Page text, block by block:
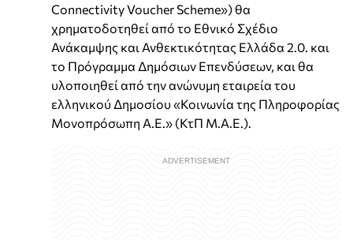
Connectivity Voucher Scheme») θα
χρηματοδοτηθεί από το Εθνικό Σχέδιο
Ανάκαμψης και Ανθεκτικότητας Ελλάδα 2.0. και
το Πρόγραμμα Δημόσιων Επενδύσεων, και θα
υλοποιηθεί από την ανώνυμη εταιρεία του
ελληνικού Δημοσίου «Κοινωνία της Πληροφορίας
Μονοπρόσωπη Α.Ε.» (ΚτΠ Μ.Α.Ε.).